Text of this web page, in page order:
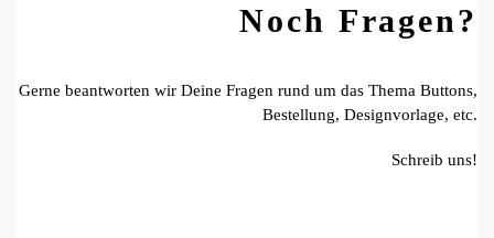
Noch Fragen?
Gerne beantworten wir Deine Fragen rund um das Thema Buttons,
Bestellung, Designvorlage, etc.
Schreib uns!